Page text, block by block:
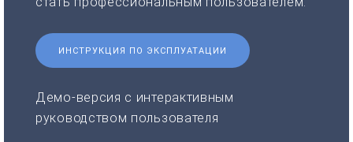
ИНСТРУКЦИЯ ПО ЭКСПЛУАТАЦИИ
Демо-версия с интерактивным
руководством пользователя